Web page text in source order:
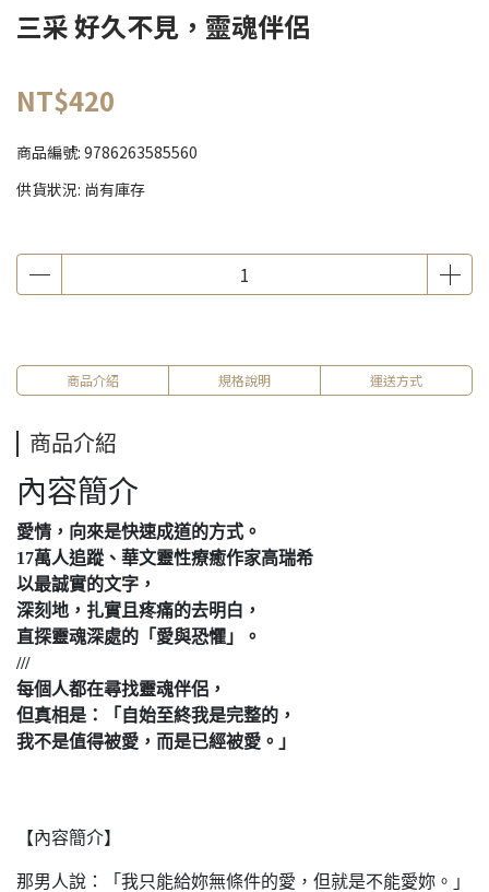
三采 好久不見，靈魂伴侶
NT$420
商品編號: 9786263585560
供貨狀況: 尚有庫存
商品介紹 規格說明 運送方式
商品介紹
內容簡介
愛情，向來是快速成道的方式。
17萬人追蹤、華文靈性療癒作家高瑞希
以最誠實的文字，
深刻地，扎實且疼痛的去明白，
直探靈魂深處的「愛與恐懼」。
///
每個人都在尋找靈魂伴侶，
但真相是：「自始至終我是完整的，
我不是值得被愛，而是已經被愛。」
【內容簡介】
那男人說：「我只能給妳無條件的愛，但就是不能愛妳。」